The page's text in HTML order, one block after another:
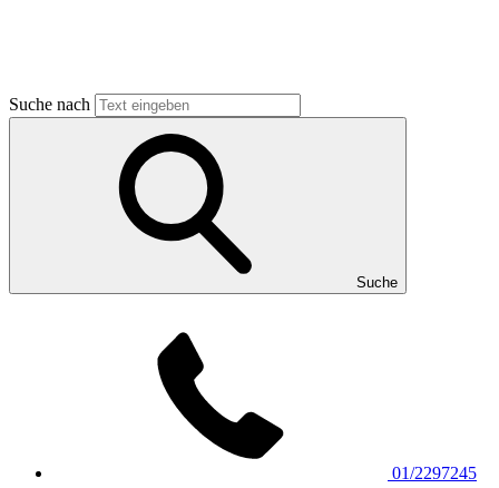
Suche nach
Suche
01/2297245